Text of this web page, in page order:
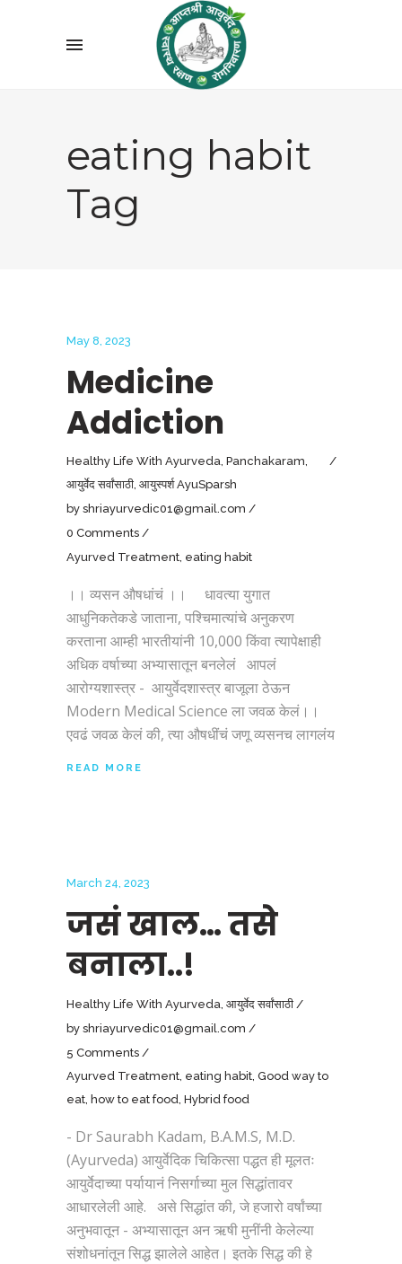
eating habit
Tag
May 8, 2023
Medicine
Addiction
Healthy Life With Ayurveda, Panchakaram,
आयुर्वेद सर्वांसाठी, आयुस्पर्श AyuSparsh
by shriayurvedic01@gmail.com
0 Comments
Ayurved Treatment, eating habit
।। व्यसन औषधांचं ।। धावत्या युगात
आधुनिकतेकडे जाताना, पश्चिमात्यांचे अनुकरण
करताना आम्ही भारतीयांनी 10,000 किंवा त्यापेक्षाही
अधिक वर्षाच्या अभ्यासातून बनलेलं आपलं
आरोग्यशास्त्र - आयुर्वेदशास्त्र बाजूला ठेऊन
Modern Medical Science ला जवळ केलं।।
एवढं जवळ केलं की, त्या औषधींचं जणू व्यसनच लागलंय
READ MORE
March 24, 2023
जसं खाल… तसे
बनाला..!
Healthy Life With Ayurveda, आयुर्वेद सर्वांसाठी
by shriayurvedic01@gmail.com
5 Comments
Ayurved Treatment, eating habit, Good way to
eat, how to eat food, Hybrid food
- Dr Saurabh Kadam, B.A.M.S, M.D.
(Ayurveda) आयुर्वेदिक चिकित्सा पद्धत ही मूलतः
आयुर्वेदाच्या पर्यायानं निसर्गाच्या मुल सिद्धांतावर
आधारलेली आहे. असे सिद्धांत की, जे हजारो वर्षांच्या
अनुभवातून - अभ्यासातून अन ऋषी मुनींनी केलेल्या
संशोधनांतून सिद्ध झालेले आहेत। इतके सिद्ध की हे